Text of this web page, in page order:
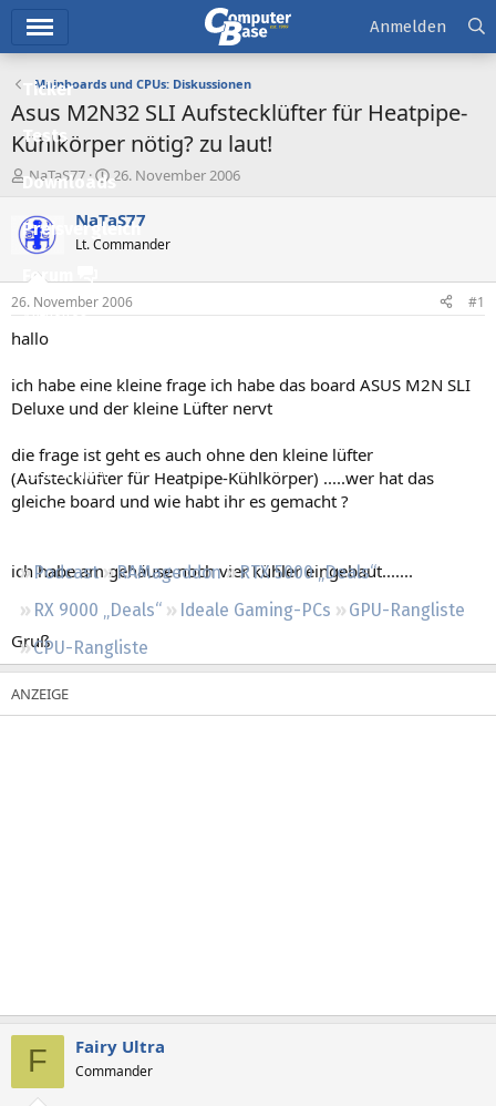
Ticker
Tests
Downloads
Preisvergleich
Forum
Aktuelles
Neue Beiträge
Leserartikel
Regeln
Podcast RAMageddon
RTX 5000 „Deals“
RX 9000 „Deals“
Ideale Gaming-PCs
GPU-Rangliste
CPU-Rangliste
Anmelden
Mainboards und CPUs: Diskussionen
Asus M2N32 SLI Aufstecklüfter für Heatpipe-
Kühlkörper nötig? zu laut!
E
r
s
t
e
e
r
NaTaS77
E
r
s
e
l
t
26. November 2006
NaTaS77
Lt. Commander
26. November 2006 #1
hallo
ich habe eine kleine frage ich habe das board ASUS M2N SLI
Deluxe und der kleine Lüfter nervt
die frage ist geht es auch ohne den kleine lüfter
(Aufstecklüfter für Heatpipe-Kühlkörper) .....wer hat das
gleiche board und wie habt ihr es gemacht ?
ich habe am gehäuse noch vier kühler eingebaut.......
Gruß
F Fairy Ultra
Commander